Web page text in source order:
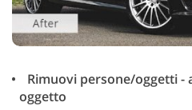
Rimuovi persone/oggetti -
oggetto